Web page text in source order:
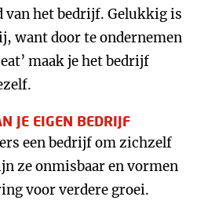
van het bedrijf. Gelukkig is
want door te ondernemen
maak je het bedrijf
JE EIGEN BEDRIJF
een bedrijf om zichzelf
ze onmisbaar en vormen
voor verdere groei.